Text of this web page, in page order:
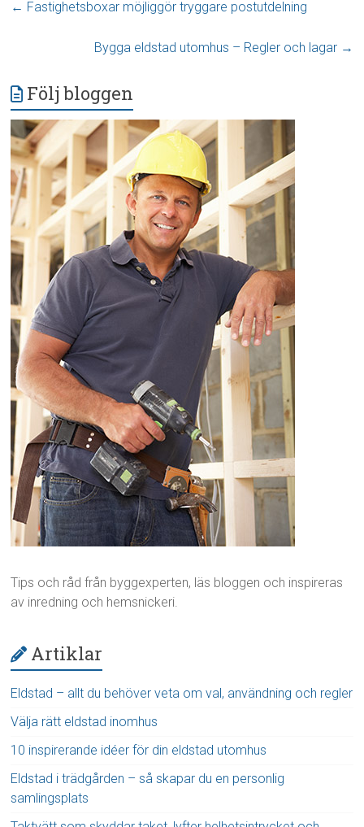
← Fastighetsboxar möjliggör tryggare postutdelning
Bygga eldstad utomhus – Regler och lagar →
Följ bloggen
Tips och råd från byggexperten, läs bloggen och inspireras
av inredning och hemsnickeri.
Artiklar
Eldstad – allt du behöver veta om val, användning och regler
Välja rätt eldstad inomhus
10 inspirerande idéer för din eldstad utomhus
Eldstad i trädgården – så skapar du en personlig
samlingsplats